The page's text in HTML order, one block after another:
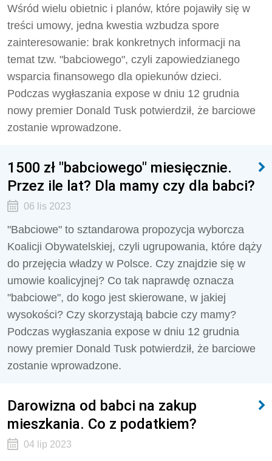
Wśród wielu obietnic i planów, które pojawiły się w
treści umowy, jedna kwestia wzbudza spore
zainteresowanie: brak konkretnych informacji na
temat tzw. "babciowego", czyli zapowiedzianego
wsparcia finansowego dla opiekunów dzieci.
Podczas wygłaszania expose w dniu 12 grudnia
nowy premier Donald Tusk potwierdził, że barciowe
zostanie wprowadzone.
1500 zł "babciowego" miesięcznie.
Przez ile lat? Dla mamy czy dla babci?
06 lis 2023
"Babciowe" to sztandarowa propozycja wyborcza
Koalicji Obywatelskiej, czyli ugrupowania, które dąży
do przejęcia władzy w Polsce. Czy znajdzie się w
umowie koalicyjnej? Co tak naprawdę oznacza
"babciowe", do kogo jest skierowane, w jakiej
wysokości? Czy skorzystają babcie czy mamy?
Podczas wygłaszania expose w dniu 12 grudnia
nowy premier Donald Tusk potwierdził, że barciowe
zostanie wprowadzone.
Darowizna od babci na zakup
mieszkania. Co z podatkiem?
04 lip 2023